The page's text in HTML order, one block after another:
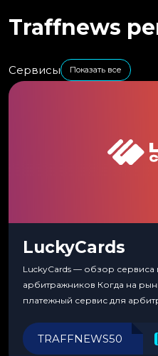
Traffnews
Сервисы Показать все
LuckyCards
LuckyCards — обзор сервиса
арбитражников Когда на
платежный сервис для
перестаешь воспринимать
пока тот не докажет
TRAFFNEWS50